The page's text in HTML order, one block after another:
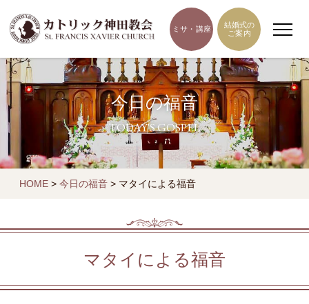
ミサ・講座
結婚式の
ご案内
今日の福音
TODAY'S GOSPEL
HOME > 今日の福音 > マタイによる福音
マタイによる福音